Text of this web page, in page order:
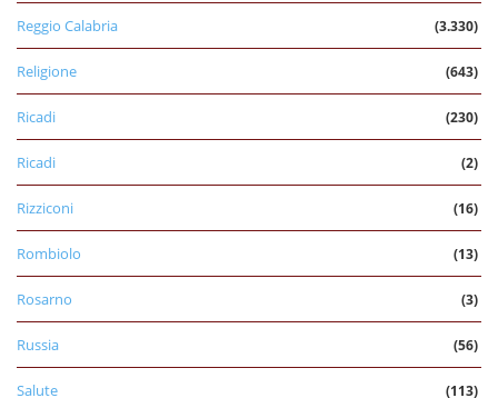
Reggio Calabria (3.330)
Religione (643)
Ricadi (230)
Ricadi (2)
Rizziconi (16)
Rombiolo (13)
Rosarno (3)
Russia (56)
Salute (113)